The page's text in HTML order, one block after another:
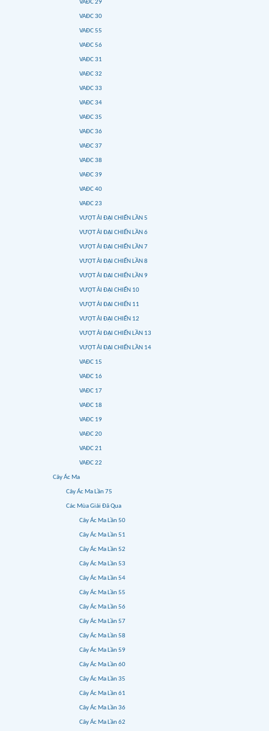
VAĐC 29
VAĐC 30
VAĐC 55
VAĐC 56
VAĐC 31
VAĐC 32
VAĐC 33
VAĐC 34
VAĐC 35
VAĐC 36
VAĐC 37
VAĐC 38
VAĐC 39
VAĐC 40
VAĐC 23
VƯỢT ẢI ĐẠI CHIẾN LẦN 5
VƯỢT ẢI ĐẠI CHIẾN LẦN 6
VƯỢT ẢI ĐẠI CHIẾN LẦN 7
VƯỢT ẢI ĐẠI CHIẾN LẦN 8
VƯỢT ẢI ĐẠI CHIẾN LẦN 9
VƯỢT ẢI ĐẠI CHIẾN 10
VƯỢT ẢI ĐẠI CHIẾN 11
VƯỢT ẢI ĐẠI CHIẾN 12
VƯỢT ẢI ĐẠI CHIẾN LẦN 13
VƯỢT ẢI ĐẠI CHIẾN LẦN 14
VAĐC 15
VAĐC 16
VAĐC 17
VAĐC 18
VAĐC 19
VAĐC 20
VAĐC 21
VAĐC 22
Cây Ác Ma
Cây Ác Ma Lần 75
Các Mùa Giải Đã Qua
Cây Ác Ma Lần 50
Cây Ác Ma Lần 51
Cây Ác Ma Lần 52
Cây Ác Ma Lần 53
Cây Ác Ma Lần 54
Cây Ác Ma Lần 55
Cây Ác Ma Lần 56
Cây Ác Ma Lần 57
Cây Ác Ma Lần 58
Cây Ác Ma Lần 59
Cây Ác Ma Lần 60
Cây Ác Ma Lần 35
Cây Ác Ma Lần 61
Cây Ác Ma Lần 36
Cây Ác Ma Lần 62